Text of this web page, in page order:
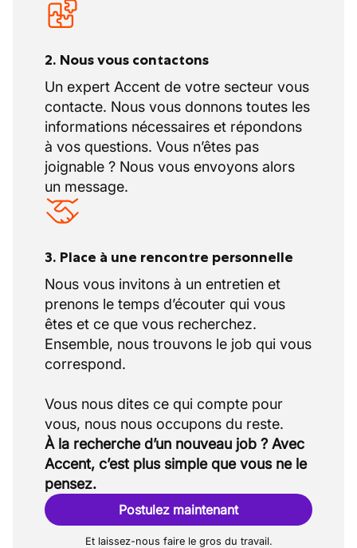
2. Nous vous contactons
Un expert Accent de votre secteur vous
contacte. Nous vous donnons toutes les
informations nécessaires et répondons
à vos questions. Vous n’êtes pas
joignable ? Nous vous envoyons alors
un message.
3. Place à une rencontre personnelle
Nous vous invitons à un entretien et
prenons le temps d’écouter qui vous
êtes et ce que vous recherchez.
Ensemble, nous trouvons le job qui vous
correspond.
Vous nous dites ce qui compte pour
À la recherche d’un nouveau job ? Avec
Accent, c’est plus simple que vous ne le
pensez.
Postulez maintenant
Et laissez-nous faire le gros du travail.